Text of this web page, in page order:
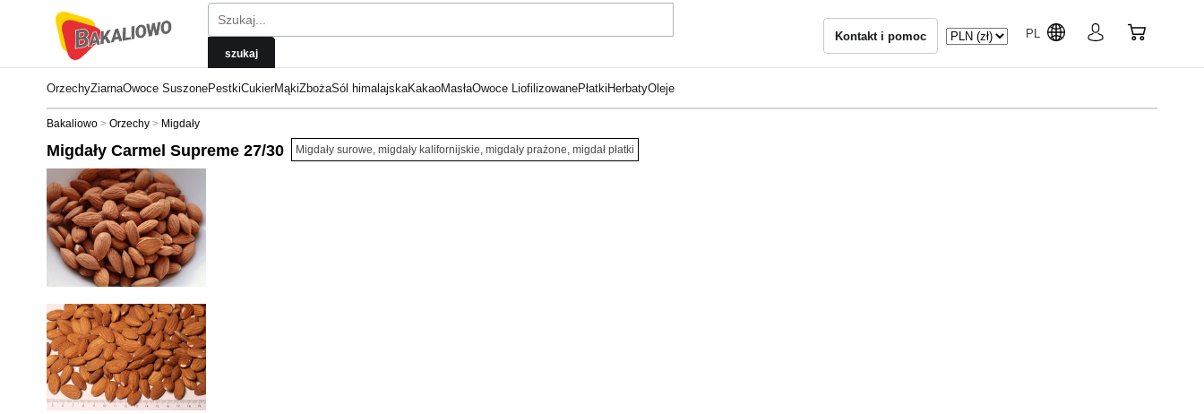
Kontakt i pomoc PL
OrzechyZiarnaOwoce SuszonePestkiCukierMąkiZbożaSól himalajskaKakaoMasłaOwoce LiofilizowanePłatki HerbatyOleje
Bakaliowo Orzechy Migdały
Migdały Carmel Supreme 27/30 Migdały surowe, migdały kalifornijskie, migdały prażone, migdał płatki